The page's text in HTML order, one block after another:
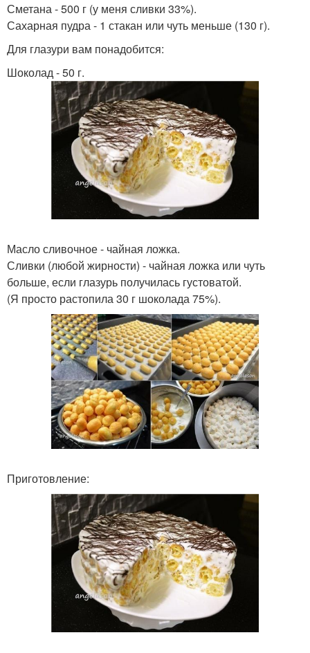
Сметана - 500 г (у меня сливки 33%).
Сахарная пудра - 1 стакан или чуть меньше (130 г).
Для глазури вам понадобится:
Шоколад - 50 г.
Масло сливочное - чайная ложка.
Сливки (любой жирности) - чайная ложка или чуть
больше, если глазурь получилась густоватой.
(Я просто растопила 30 г шоколада 75%).
Приготовление: